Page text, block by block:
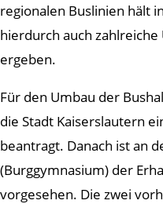
regionalen Buslinien hält
hierdurch auch
ergeben.
Für den Umbau der
die Stadt Kaiserslautern
beantragt. Danach ist an
(Burggymnasium) der
vorgesehen. Die zwei